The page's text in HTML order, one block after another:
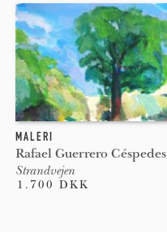
MALERI
Rafael Guerrero Céspedes
Strandvejen
1.700 DKK